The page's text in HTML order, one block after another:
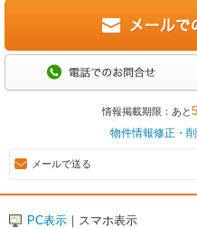
情報掲載期限：あと5
物件情報修正・
メールで送る
PC表示 ｜スマホ表示